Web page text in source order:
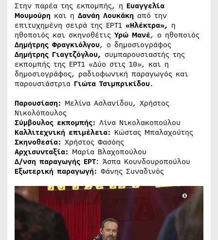
Στην παρέα της εκπομπής, η Ευαγγελία
Μουμούρη και η Δανάη Λουκάκη από την
επιτυχημένη σειρά της ΕΡΤ1 «Ηλέκτρα», η
ηθοποιός και σκηνοθέτις Υρώ Μανέ, ο ηθοποιός
Δημήτρης Φραγκιόλγου, ο δημοσιογράφος
Δημήτρης Γιαγτζόγλου, συμπαρουσιαστής της
εκπομπής της ΕΡΤ1 «Δύο στις 10», και η
δημοσιογράφος, ραδιοφωνική παραγωγός και
παρουσιάστρια Γιώτα Τσιμπρικίδου.
Παρουσίαση: Μελίνα Ασλανίδου, Χρήστος
Νικολόπουλος
Σύμβουλος εκπομπής: Λίνα Νικολακοπούλου
Καλλιτεχνική επιμέλεια: Κώστας Μπαλαχούτης
Σκηνοθεσία: Χρήστος Φασόης
Αρχισυνταξία: Μαρία Βλαχοπούλου
Δ/νση παραγωγής ΕΡΤ: Άσπα Κουνδουροπούλου
Εξωτερική παραγωγή: Φάνης Συναδινός